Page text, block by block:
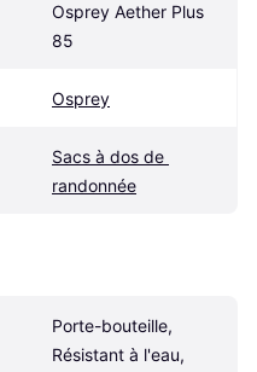
Osprey Aether Plus
85
Osprey
Sacs à dos de
randonnée
Porte-bouteille,
Résistant à l'eau,